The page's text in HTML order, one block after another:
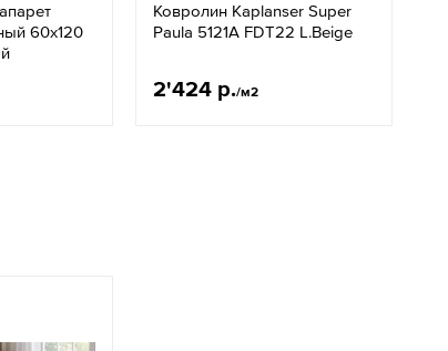
60x120
Ковролин Kaplanser Super
Paula 5121A FDT22 L.Beige
2'424 р./м2